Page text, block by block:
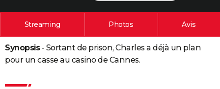
PHOTO
BONS PLANS
Streaming Photos Avis
Synopsis- Sortant de prison, Charles a déjà un plan
pour un casse au casino de Cannes.